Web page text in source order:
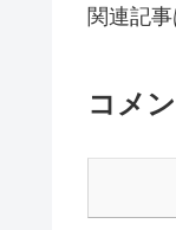
関連記
コメ